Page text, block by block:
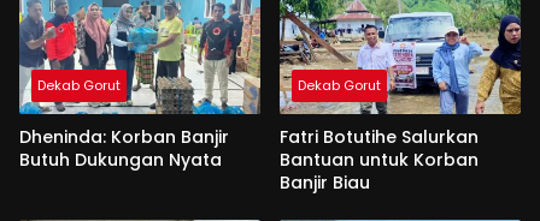
Dekab Gorut
Dheninda: Korban Banjir
Butuh Dukungan Nyata
Dekab Gorut
Fatri Botutihe Salurkan
Bantuan untuk Korban
Banjir Biau